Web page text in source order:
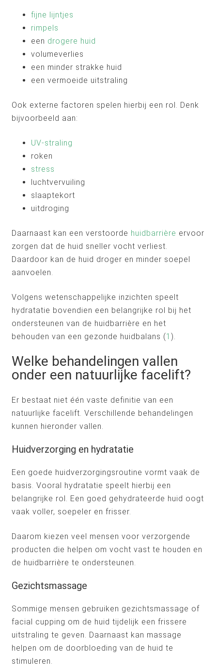
fijne lijntjes
rimpels
een drogere huid
volumeverlies
een minder strakke huid
een vermoeide uitstraling
Ook externe factoren spelen hierbij een rol. Denk
bijvoorbeeld aan:
UV-straling
roken
stress
luchtvervuiling
slaaptekort
uitdroging
Daarnaast kan een verstoorde huidbarrière ervoor
zorgen dat de huid sneller vocht verliest.
Daardoor kan de huid droger en minder soepel
aanvoelen.
Volgens wetenschappelijke inzichten speelt
hydratatie bovendien een belangrijke rol bij het
ondersteunen van de huidbarrière en het
behouden van een gezonde huidbalans (1 ).
Welke behandelingen vallen
onder een natuurlijke facelift?
Er bestaat niet één vaste definitie van een
natuurlijke facelift. Verschillende behandelingen
kunnen hieronder vallen.
Huidverzorging en hydratatie
Een goede huidverzorgingsroutine vormt vaak de
basis. Vooral hydratatie speelt hierbij een
belangrijke rol. Een goed gehydrateerde huid oogt
vaak voller, soepeler en frisser.
Daarom kiezen veel mensen voor verzorgende
producten die helpen om vocht vast te houden en
de huidbarrière te ondersteunen.
Gezichtsmassage
Sommige mensen gebruiken gezichtsmassage of
facial cupping om de huid tijdelijk een frissere
uitstraling te geven. Daarnaast kan massage
helpen om de doorbloeding van de huid te
stimuleren.